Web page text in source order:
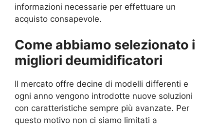
informazioni necessarie per effettuare un
acquisto consapevole.
Come abbiamo selezionato i
migliori deumidificatori
Il mercato offre decine di modelli differenti e
ogni anno vengono introdotte nuove soluzioni
con caratteristiche sempre più avanzate. Per
questo motivo non ci siamo limitati a